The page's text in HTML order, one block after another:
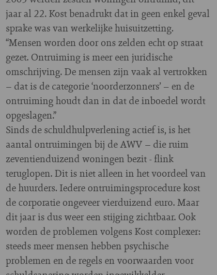
jaar al 22. Kost benadrukt dat in geen enkel geval
sprake was van werkelijke huisuitzetting.
“Mensen worden door ons zelden echt op straat
gezet. Ontruiming is meer een juridische
omschrijving. De mensen zijn vaak al vertrokken
– dat is de categorie ‘noorderzonners’ – en de
ontruiming houdt dan in dat de inboedel wordt
opgeslagen.”
Sinds de schuldhulpverlening actief is, is het
aantal ontruimingen bij de AWV – die ruim
zeventienduizend woningen bezit - flink
teruglopen. Dit is niet alleen in het voordeel van
de huurders. Iedere ontruimingsprocedure kost
de corporatie ongeveer vierduizend euro. Maar
dit jaar is dus weer een stijging zichtbaar. Ook
worden de problemen volgens Kost complexer:
steeds meer mensen hebben psychische
problemen en de regels en voorwaarden voor